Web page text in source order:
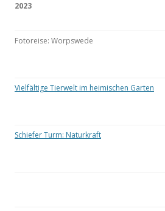
2023
Fotoreise: Worpswede
Vielfältige Tierwelt im heimischen Garten
Schiefer Turm: Naturkraft